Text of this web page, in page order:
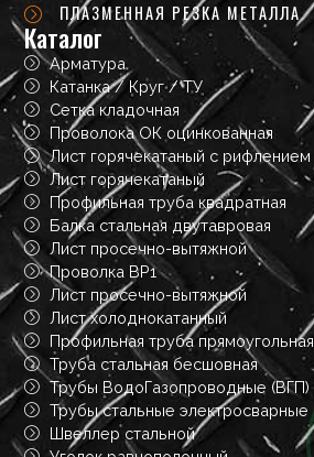
ПЛАЗМЕННАЯ РЕЗКА МЕТАЛЛА
Каталог
Арматура
Катанка / Круг / ТУ
Сетка кладочная
Проволока ОК оцинкованная
Лист горячекатаный с рифлением
Лист горячекатаный
Профильная труба квадратная
Балка стальная двутавровая
Лист просечно-вытяжной
Проволка ВР1
Лист просечно-вытяжной
Лист холоднокатанный
Профильная труба прямоугольная
Труба стальная бесшовная
Трубы ВодоГазопроводные (ВГП)
Трубы стальные электросварные
Швеллер стальной